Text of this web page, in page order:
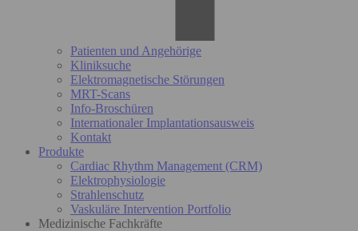
Patienten und Angehörige
Kliniksuche
Elektromagnetische Störungen
MRT-Scans
Info-Broschüren
Internationaler Implantationsausweis
Kontakt
Produkte
Cardiac Rhythm Management (CRM)
Elektrophysiologie
Strahlenschutz
Vaskuläre Intervention Portfolio
Medizinische Fachkräfte